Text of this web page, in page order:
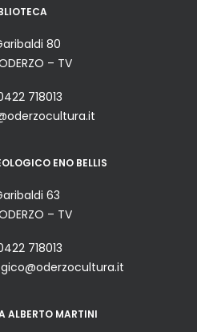
80
– TV
718013
ENO BELLIS
63
– TV
718013
ALBERTO MARTINI